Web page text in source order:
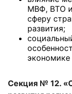
МВФ, ВТО и
сферу
развития;
экономике
Секция № 12.